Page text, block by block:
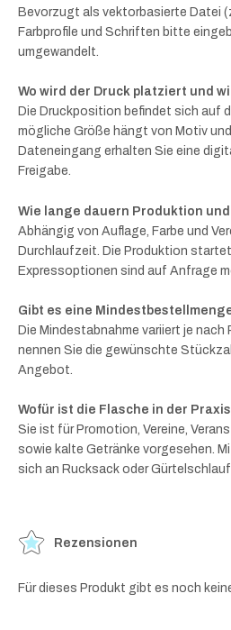
Bevorzugt als vektorbasierte Datei
Farbprofile und Schriften bitte
umgewandelt.
Wo wird der Druck platziert und
Die Druckposition befindet sich auf
mögliche Größe hängt von Motiv
Dateneingang erhalten Sie eine
Freigabe.
Wie lange dauern Produktion
Abhängig von Auflage, Farbe und
Durchlaufzeit. Die Produktion
Expressoptionen sind auf Anfrage
Gibt es eine
Die Mindestabnahme variiert je
nennen Sie die gewünschte
Angebot.
Wofür ist die Flasche in der
Sie ist für Promotion, Vereine,
sowie kalte Getränke vorgesehen.
sich an Rucksack oder
Rezensionen
Für dieses Produkt gibt es noch